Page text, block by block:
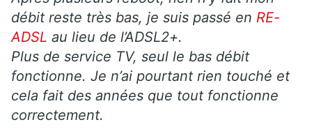
débit reste très bas, je suis passé en RE-
ADSL au lieu de l’ADSL2+.
Plus de service TV, seul le bas débit
fonctionne. Je n’ai pourtant rien touché et
cela fait des années que tout fonctionne
correctement.